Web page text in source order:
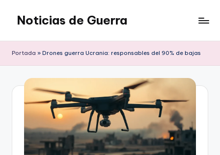
Saltar
contenido
Noticias de Guerra
Portada » Drones guerra Ucrania: responsables del 90% de bajas